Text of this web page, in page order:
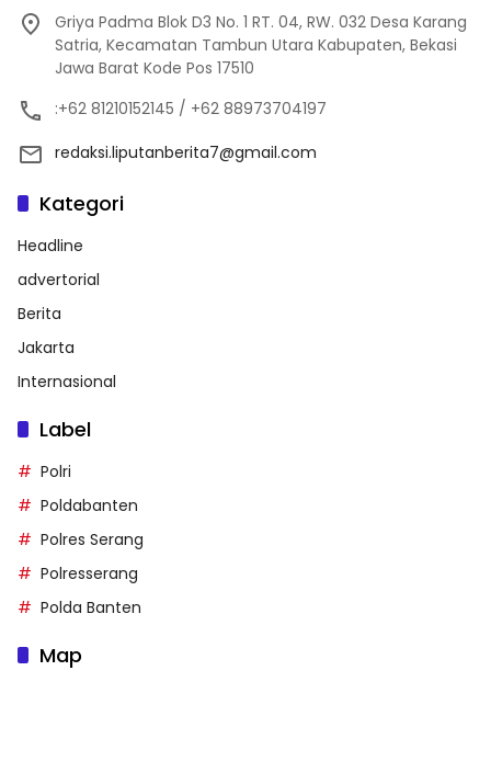
Griya Padma Blok D3 No. 1 RT. 04, RW. 032 Desa Karang
Satria, Kecamatan Tambun Utara Kabupaten, Bekasi
Jawa Barat Kode Pos 17510
:+62 81210152145 / +62 88973704197
redaksi.liputanberita7@gmail.com
Kategori
Headline
advertorial
Berita
Jakarta
Internasional
Label
Polri
Poldabanten
Polres Serang
Polresserang
Polda Banten
Map